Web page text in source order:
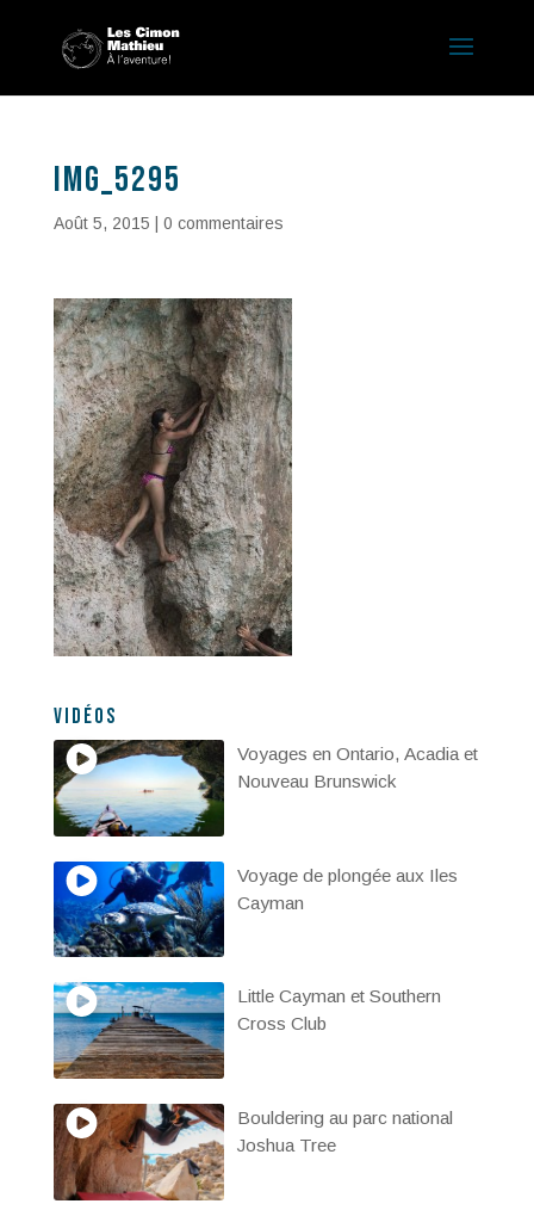
IMG_5295
Août 5, 2015 0 commentaires
Vidéos
Voyages en Ontario, Acadia et
Nouveau Brunswick
Voyage de plongée aux Iles
Cayman
Little Cayman et Southern
Cross Club
Bouldering au parc national
Joshua Tree